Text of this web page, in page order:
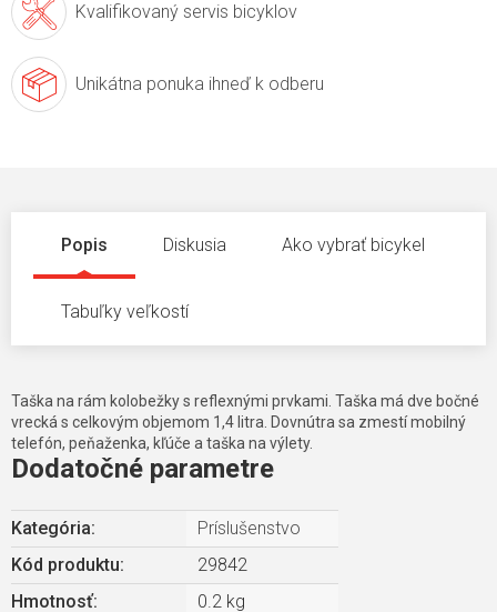
Kvalifikovaný servis bicyklov
Unikátna ponuka ihneď k odberu
Popis Diskusia Ako vybrať bicykel
Tabuľky veľkostí
Taška na rám kolobežky s reflexnými prvkami. Taška má dve bočné
vrecká s celkovým objemom 1,4 litra. Dovnútra sa zmestí mobilný
telefón, peňaženka, kľúče a taška na výlety.
Dodatočné parametre
Kategória:
Príslušenstvo
Kód produktu:
29842
Hmotnosť:
0.2 kg